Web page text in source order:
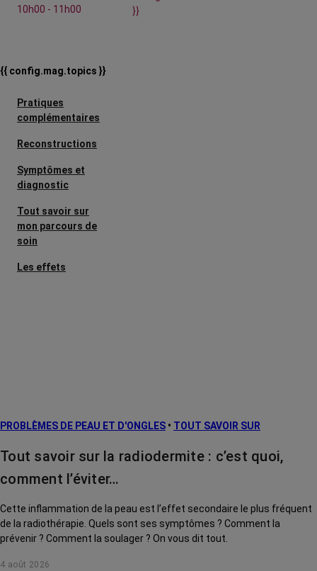
10h00 - 11h00
}}
{{ config.mag.topics }}
Pratiques
complémentaires
Reconstructions
Symptômes et
diagnostic
Tout savoir sur
mon parcours de
soin
Les effets
Traitements
La vie autour
PROBLÈMES DE PEAU ET D'ONGLES • TOUT SAVOIR SUR
Tout savoir sur la radiodermite : c’est quoi,
comment l’éviter…
Cette inflammation de la peau est l’effet secondaire le plus fréquent
de la radiothérapie. Quels sont ses symptômes ? Comment la
prévenir ? Comment la soulager ? On vous dit tout.
4 août 2026